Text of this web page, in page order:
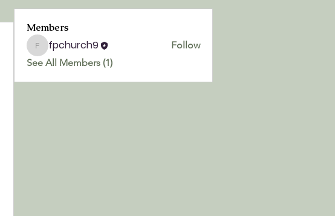
Members
fpchurch9
fpchurch9
Follow
See All Members (1)